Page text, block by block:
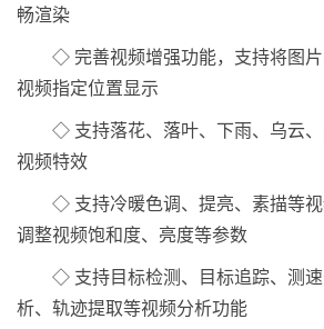
畅渲染
◇ 完善视频增强功能，支持将图
视频指定位置显示
◇ 支持落花、落叶、下雨、乌云
视频特效
◇ 支持冷暖色调、提亮、素描等
调整视频饱和度、亮度等参数
◇ 支持目标检测、目标追踪、测
析、轨迹提取等视频分析功能